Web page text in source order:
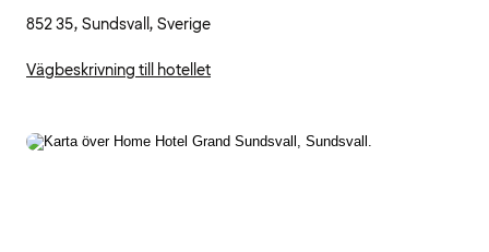
852 35, Sundsvall, Sverige
Vägbeskrivning till hotellet